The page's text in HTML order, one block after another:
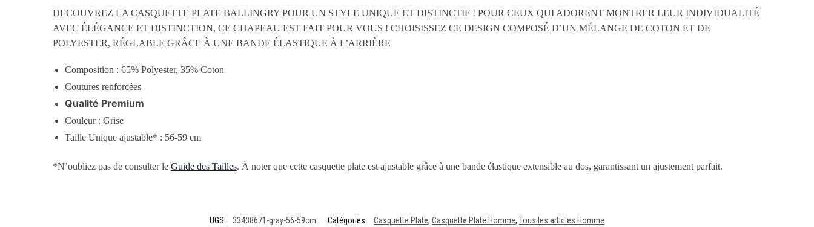
DECOUVREZ LA CASQUETTE PLATE BALLINGRY POUR UN STYLE UNIQUE ET DISTINCTIF ! POUR CEUX QUI ADORENT MONTRER LEUR INDIVIDUALITÉ
AVEC ÉLÉGANCE ET DISTINCTION, CE CHAPEAU EST FAIT POUR VOUS ! CHOISISSEZ CE DESIGN COMPOSÉ D’UN MÉLANGE DE COTON ET DE
POLYESTER, RÉGLABLE GRÂCE À UNE BANDE ÉLASTIQUE À L’ARRIÈRE
Composition : 65% Polyester, 35% Coton
Coutures renforcées
Qualité Premium
Couleur : Grise
Taille Unique ajustable* : 56-59 cm
*N’oubliez pas de consulter leGuide des Tailles. À noter que cette casquette plate est ajustable grâce à une bande élastique extensible au dos, garantissant un ajustement parfait.
UGS : 33438671-gray-56-59cm Catégories : Casquette Plate, Casquette Plate Homme, Tous les articles Homme